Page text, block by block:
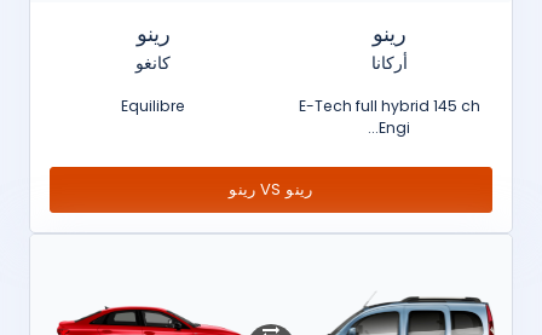
رينو
أركانا
E-Tech full hybrid 145 ch
Engi...
رينو
كانغو
Equilibre
رينو VS رينو